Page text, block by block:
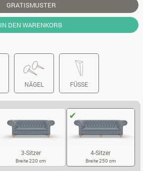
GRATISMUSTER
IN DEN WARENKORB
NÄGEL FÜSSE
3-Sitzer
Breite 220 cm
4-Sitzer
Breite 250 cm